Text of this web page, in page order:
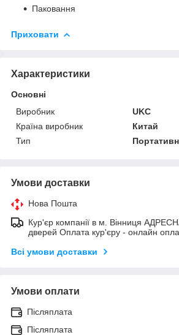
Паковання
Приховати
Характеристики
Основні
Виробник
UKC
Країна виробник
Китай
Тип
Умови доставки
Нова Пошта
Кур'єр компанії в м. Вінниця
дверей Оплата кур'єру - онлайн
Всі умови доставки
Умови оплати
Післяплата
Післяплата